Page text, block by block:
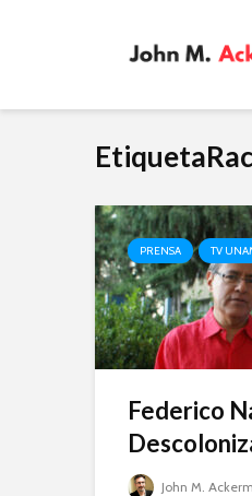
PRENSA TV
Federico
John M.